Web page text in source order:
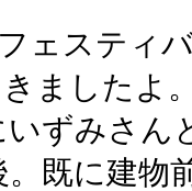
ェスティ
ましたよ
ずみさん
既に建物